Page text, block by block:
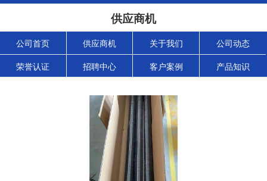
供应商机
公司首页 供应商机 关于我们 公司动态
荣誉认证 招聘中心 客户案例 产品知识